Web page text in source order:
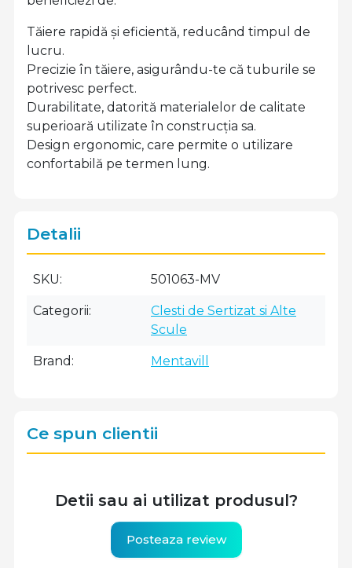
Tăiere rapidă și eficientă, reducând timpul de
lucru.
Precizie în tăiere, asigurându-te că tuburile se
potrivesc perfect.
Durabilitate, datorită materialelor de calitate
superioară utilizate în construcția sa.
Design ergonomic, care permite o utilizare
confortabilă pe termen lung.
Detalii
SKU 501063-MV
Categorii
Clesti de Sertizat si Alte
Scule
Brand Mentavill
Ce spun clientii
Detii sau ai utilizat produsul?
Posteaza review